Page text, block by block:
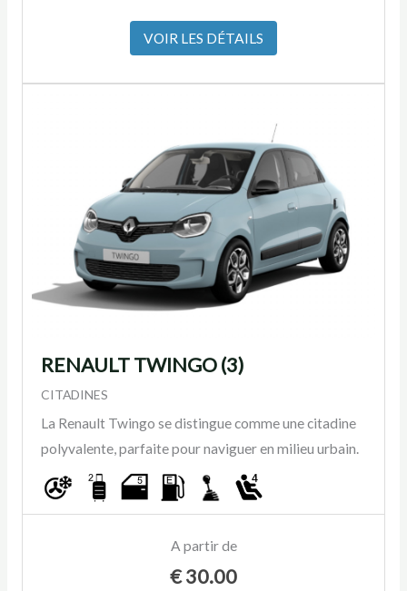
VOIR LES DÉTAILS
RENAULT TWINGO (3)
CITADINES
La Renault Twingo se distingue comme une citadine
polyvalente, parfaite pour naviguer en milieu urbain.
A partir de
€30.00